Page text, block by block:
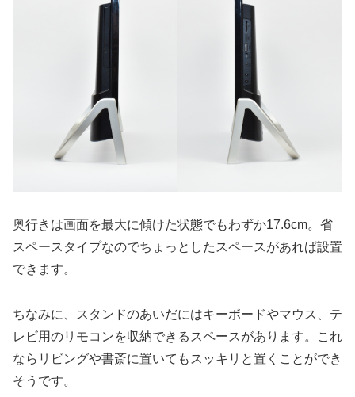
奥行きは画面を最大に傾けた状態でもわずか17.6cm。省
スペースタイプなのでちょっとしたスペースがあれば設置
できます。
ちなみに、スタンドのあいだにはキーボードやマウス、テ
レビ用のリモコンを収納できるスペースがあります。これ
ならリビングや書斎に置いてもスッキリと置くことができ
そうです。